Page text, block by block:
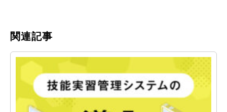
関連記事